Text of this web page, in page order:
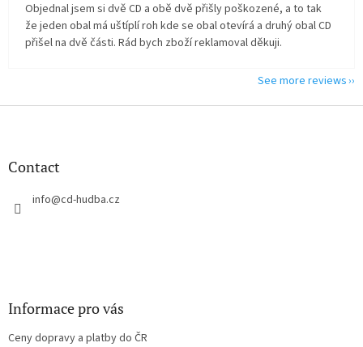
Objednal jsem si dvě CD a obě dvě přišly poškozené, a to tak
že jeden obal má uštíplí roh kde se obal otevírá a druhý obal CD
přišel na dvě části. Rád bych zboží reklamoval děkuji.
See more reviews
F
Contact
info@cd-hudba.cz
Informace pro vás
Ceny dopravy a platby do ČR